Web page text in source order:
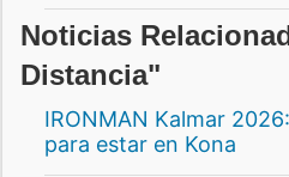
Noticias
Distancia"
IRONMAN Kalmar
para estar en Kona